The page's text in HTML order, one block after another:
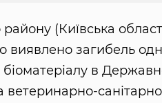
(Київська
виявлено загибель
в
ветеринарно-